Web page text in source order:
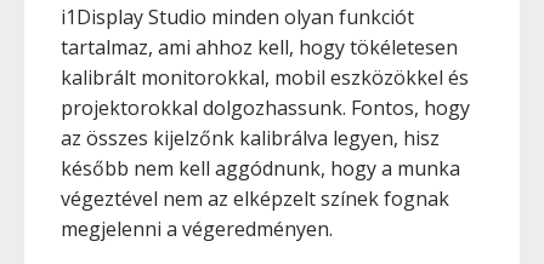
i1Display Studio minden olyan funkciót
tartalmaz, ami ahhoz kell, hogy tökéletesen
kalibrált monitorokkal, mobil eszközökkel és
projektorokkal dolgozhassunk. Fontos, hogy
az összes kijelzőnk kalibrálva legyen, hisz
később nem kell aggódnunk, hogy a munka
végeztével nem az elképzelt színek fognak
megjelenni a végeredményen.